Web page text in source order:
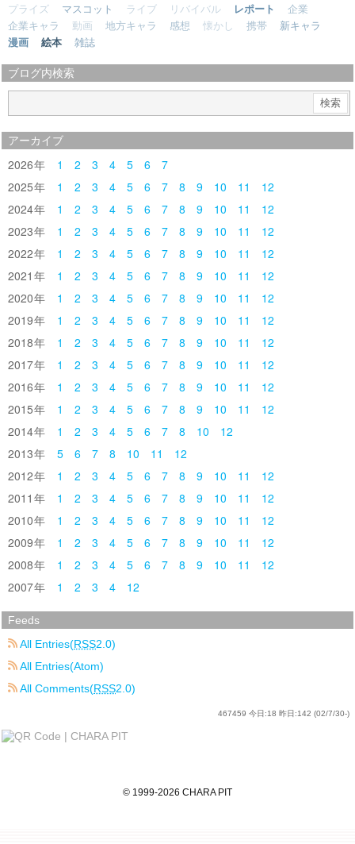
プライズ
マスコット ライブ リバイバル レポート
企業
企業キャラ
動画 地方キャラ 感想 懐かし 携帯
新キャラ
漫画
絵本 雑誌
ブログ内検索
アーカイブ
2026 1 2 3 4 5 6
7
2025
1 2 3 4 5 6 7 8 9 10 11
12
2024
1 2 3 4 5 6 7 8 9 10 11
12
2023
1 2 3 4 5 6 7 8 9 10 11
12
2022
1 2 3 4 5 6 7 8 9 10 11
12
2021
1 2 3 4 5 6 7 8 9 10 11
12
2020
1 2 3 4 5 6 7 8 9 10 11
12
2019
1 2 3 4 5 6 7 8 9 10 11
12
2018
1 2 3 4 5 6 7 8 9 10 11
12
2017
1 2 3 4 5 6 7 8 9 10 11
12
2016
1 2 3 4 5 6 7 8 9 10 11
12
2015
1 2 3 4 5 6 7 8 9 10 11
12
2014
1 2 3 4 5 6 7 8 10
12
2013
5 6 7 8 10 11
12
2012
1 2 3 4 5 6 7 8 9 10 11
12
2011
1 2 3 4 5 6 7 8 9 10 11
12
2010
1 2 3 4 5 6 7 8 9 10 11
12
2009
1 2 3 4 5 6 7 8 9 10 11
12
2008
1 2 3 4 5 6 7 8 9 10 11
12
2007
1 2 3 4 12
Feeds
All Entries(RSS2.0)
All Entries(Atom)
All Comments(RSS2.0)
467459 今日:18 昨日:142 (02/7/30-)
© 1999-2026 CHARA PIT